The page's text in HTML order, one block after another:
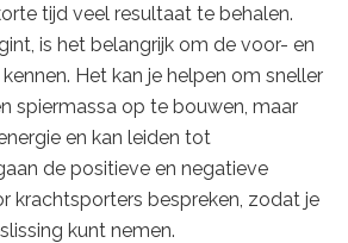
tijd veel resultaat te behalen.
is het belangrijk om de voor- en
Het kan je helpen om sneller
spiermassa op te bouwen, maar
en kan leiden tot
de positieve en negatieve
krachtsporters bespreken, zodat je
kunt nemen.